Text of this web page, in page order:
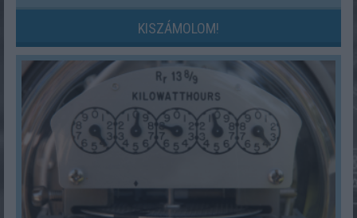
KISZÁMOLOM!